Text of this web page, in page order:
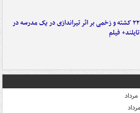
۲۲ کشته و زخمی بر اثر تیراندازی در یک مدرسه در
تایلند+ فیلم